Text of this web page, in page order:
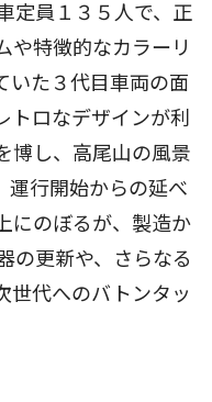
定員１３５人で、正
や特徴的なカラーリ
いた３代目車両の面
トロなデザインが利
博し、高尾山の風景
運行開始からの延べ
にのぼるが、製造か
の更新や、さらなる
世代へのバトンタッ